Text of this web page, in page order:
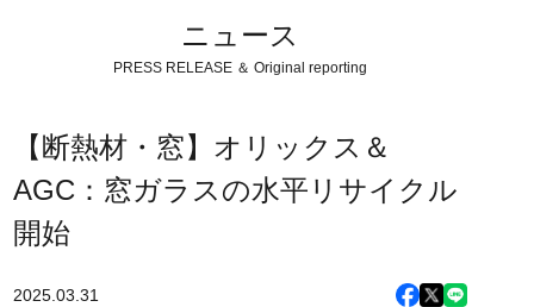
ニュース
PRESS RELEASE ＆ Original reporting
【断熱材・窓】オリックス＆
AGC：窓ガラスの水平リサイクル
開始
2025.03.31